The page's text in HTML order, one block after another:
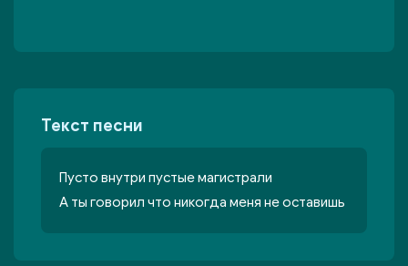
Текст песни
Пусто внутри пустые магистрали
А ты говорил что никогда меня не оставишь